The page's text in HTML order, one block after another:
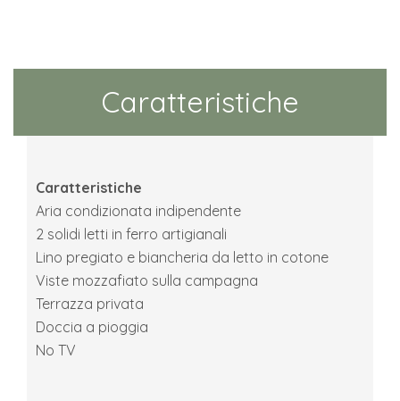
Caratteristiche
Caratteristiche
Aria condizionata indipendente
2 solidi letti in ferro artigianali
Lino pregiato e biancheria da letto in cotone
Viste mozzafiato sulla campagna
Terrazza privata
Doccia a pioggia
No TV